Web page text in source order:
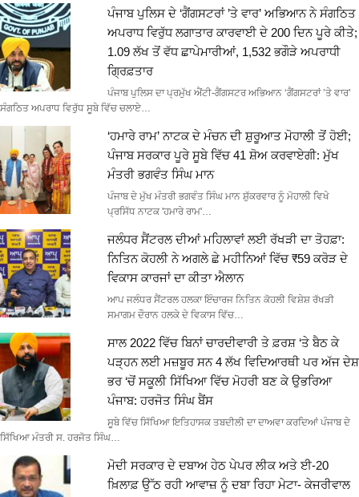
ਪੰਜਾਬ ਪੁਲਿਸ ਦੇ ‘ਗੈਂਗਸਟਰਾਂ ’ਤੇ ਵਾਰ’ ਅਭਿਆਨ ਨੇ ਸੰਗਠਿਤ
ਅਪਰਾਧ ਵਿਰੁੱਧ ਲਗਾਤਾਰ ਕਾਰਵਾਈ ਦੇ 200 ਦਿਨ ਪੂਰੇ ਕੀਤੇ;
1.09 ਲੱਖ ਤੋਂ ਵੱਧ ਛਾਪੇਮਾਰੀਆਂ, 1,532 ਭਗੌੜੇ ਅਪਰਾਧੀ
ਗ੍ਰਿਫ਼ਤਾਰ
ਪੰਜਾਬ ਪੁਲਿਸ ਦਾ ਪ੍ਰਮੁੱਖ ਐਂਟੀ-ਗੈਂਗਸਟਰ ਅਭਿਆਨ ‘ਗੈਂਗਸਟਰਾਂ ’ਤੇ ਵਾਰ’
ਸੰਗਠਿਤ ਅਪਰਾਧ ਵਿਰੁੱਧ ਸੂਬੇ ਵਿੱਚ ਚਲਾਏ…
‘ਹਮਾਰੇ ਰਾਮ’ ਨਾਟਕ ਦੇ ਮੰਚਨ ਦੀ ਸ਼ੁਰੂਆਤ ਮੋਹਾਲੀ ਤੋਂ ਹੋਈ;
ਪੰਜਾਬ ਸਰਕਾਰ ਪੂਰੇ ਸੂਬੇ ਵਿੱਚ 41 ਸ਼ੋਅ ਕਰਵਾਏਗੀ: ਮੁੱਖ
ਮੰਤਰੀ ਭਗਵੰਤ ਸਿੰਘ ਮਾਨ
ਪੰਜਾਬ ਦੇ ਮੁੱਖ ਮੰਤਰੀ ਭਗਵੰਤ ਸਿੰਘ ਮਾਨ ਸ਼ੁੱਕਰਵਾਰ ਨੂੰ ਮੋਹਾਲੀ ਵਿਖੇ
ਪ੍ਰਸਿੱਧ ਨਾਟਕ 'ਹਮਾਰੇ ਰਾਮ'…
ਜਲੰਧਰ ਸੈਂਟਰਲ ਦੀਆਂ ਮਹਿਲਾਵਾਂ ਲਈ ਰੱਖੜੀ ਦਾ ਤੋਹਫ਼ਾ:
ਨਿਤਿਨ ਕੋਹਲੀ ਨੇ ਅਗਲੇ ਛੇ ਮਹੀਨਿਆਂ ਵਿੱਚ ₹59 ਕਰੋੜ ਦੇ
ਵਿਕਾਸ ਕਾਰਜਾਂ ਦਾ ਕੀਤਾ ਐਲਾਨ
ਆਪ ਜਲੰਧਰ ਸੈਂਟਰਲ ਹਲਕਾ ਇੰਚਾਰਜ ਨਿਤਿਨ ਕੋਹਲੀ ਵਿਸ਼ੇਸ਼ ਰੱਖੜੀ
ਸਮਾਗਮ ਦੌਰਾਨ ਹਲਕੇ ਦੇ ਵਿਕਾਸ ਵਿੱਚ…
ਸਾਲ 2022 ਵਿੱਚ ਬਿਨਾਂ ਚਾਰਦੀਵਾਰੀ ਤੇ ਫ਼ਰਸ਼ ‘ਤੇ ਬੈਠ ਕੇ
ਪੜ੍ਹਨ ਲਈ ਮਜ਼ਬੂਰ ਸਨ 4 ਲੱਖ ਵਿਦਿਆਰਥੀ ਪਰ ਅੱਜ ਦੇਸ਼
ਭਰ ‘ਚੋਂ ਸਕੂਲੀ ਸਿੱਖਿਆ ਵਿੱਚ ਮੋਹਰੀ ਬਣ ਕੇ ਉਭਰਿਆ
ਪੰਜਾਬ: ਹਰਜੋਤ ਸਿੰਘ ਬੈਂਸ
ਸੂਬੇ ਵਿੱਚ ਸਿੱਖਿਆ ਇਤਿਹਾਸਕ ਤਬਦੀਲੀ ਦਾ ਦਾਅਵਾ ਕਰਦਿਆਂ ਪੰਜਾਬ ਦੇ
ਸਿੱਖਿਆ ਮੰਤਰੀ ਸ. ਹਰਜੋਤ ਸਿੰਘ…
ਮੋਦੀ ਸਰਕਾਰ ਦੇ ਦਬਾਅ ਹੇਠ ਪੇਪਰ ਲੀਕ ਅਤੇ ਈ-20
ਖ਼ਿਲਾਫ਼ ਉੱਠ ਰਹੀ ਆਵਾਜ਼ ਨੂੰ ਦਬਾ ਰਿਹਾ ਮੇਟਾ- ਕੇਜਰੀਵਾਲ